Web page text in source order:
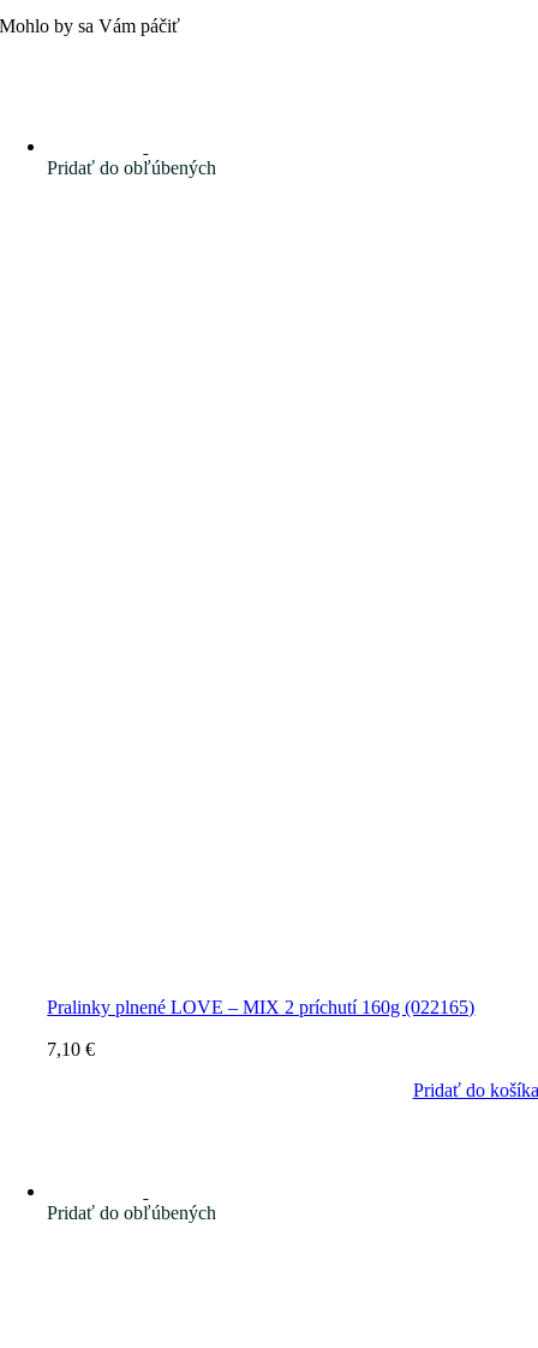
Mohlo by sa Vám páčiť
Pridať do obľúbených
Pralinky plnené LOVE – MIX 2 príchutí 160g (022165)
7,10€
Pridať do košíka
Pridať do obľúbených